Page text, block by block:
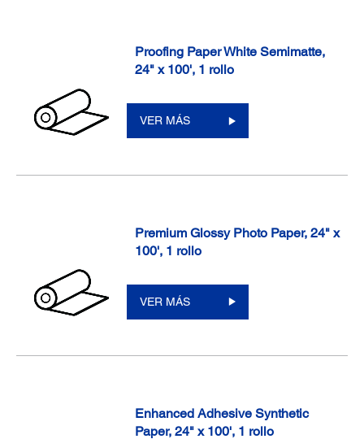
Proofing Paper White Semimatte,
24" x 100', 1 rollo
VER MÁS
Premium Glossy Photo Paper, 24" x
100', 1 rollo
VER MÁS
Enhanced Adhesive Synthetic
Paper, 24" x 100', 1 rollo